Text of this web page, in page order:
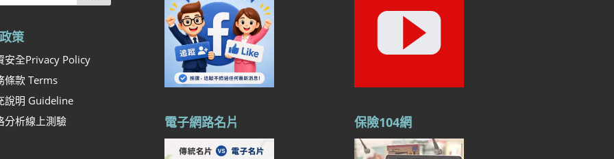
策
安全Privacy Policy
條款 Terms
說明 Guideline
分析線上測驗
電子網路名片 保險104網